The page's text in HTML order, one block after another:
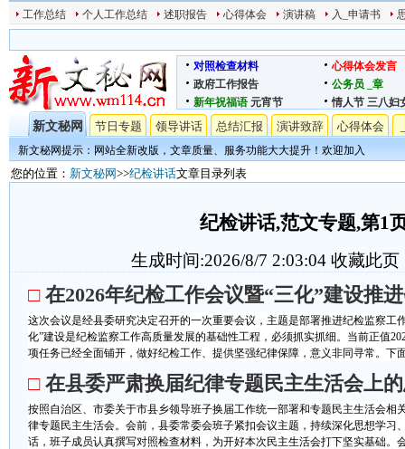
工作总结 个人工作总结 述职报告 心得体会 演讲稿 入_申请书
对照检查材料
心得体会发言
政府工作报告
公务员
_章
新年祝福语 元宵节 情人节 三八妇
新文秘网 节日专题 领导讲话 总结汇报 演讲致辞 心得体会
新文秘网提示：网站全新改版，文章质量、服务功能大大提升！欢迎加入
您的位置： 新文秘网>>纪检讲话文章目录列表
纪检讲话,范文专题,第1
生成时间:2026/8/7 2:03:04 收藏此页
□ 在2026年纪检工作会议暨“三化”建设推
这次会议是经县委研究决定召开的一次重要会议，主题是部署推进纪检监察工
化”建设是纪检监察工作高质量发展的基础性工程，必须抓实抓细。当前正值
项任务已经全面铺开，做好纪检工作、提供坚强纪律保障，意义非同寻常。下
□ 在县委严肃换届纪律专题民主生活会上
按照自治区、市委关于市县乡领导班子换届工作统一部署和专题民主生活会相
律专题民主生活会。会前，县委常委会班子紧扣会议主题，持续深化思想学习
话，班子成员认真撰写对照检查材料，为开好本次民主生活会打下坚实基础。